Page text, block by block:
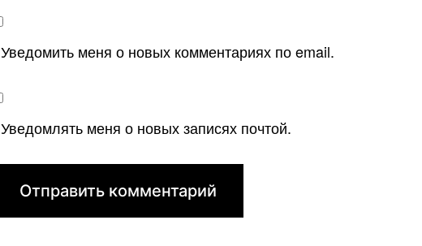
Уведомить меня о новых комментариях по email.
Уведомлять меня о новых записях почтой.